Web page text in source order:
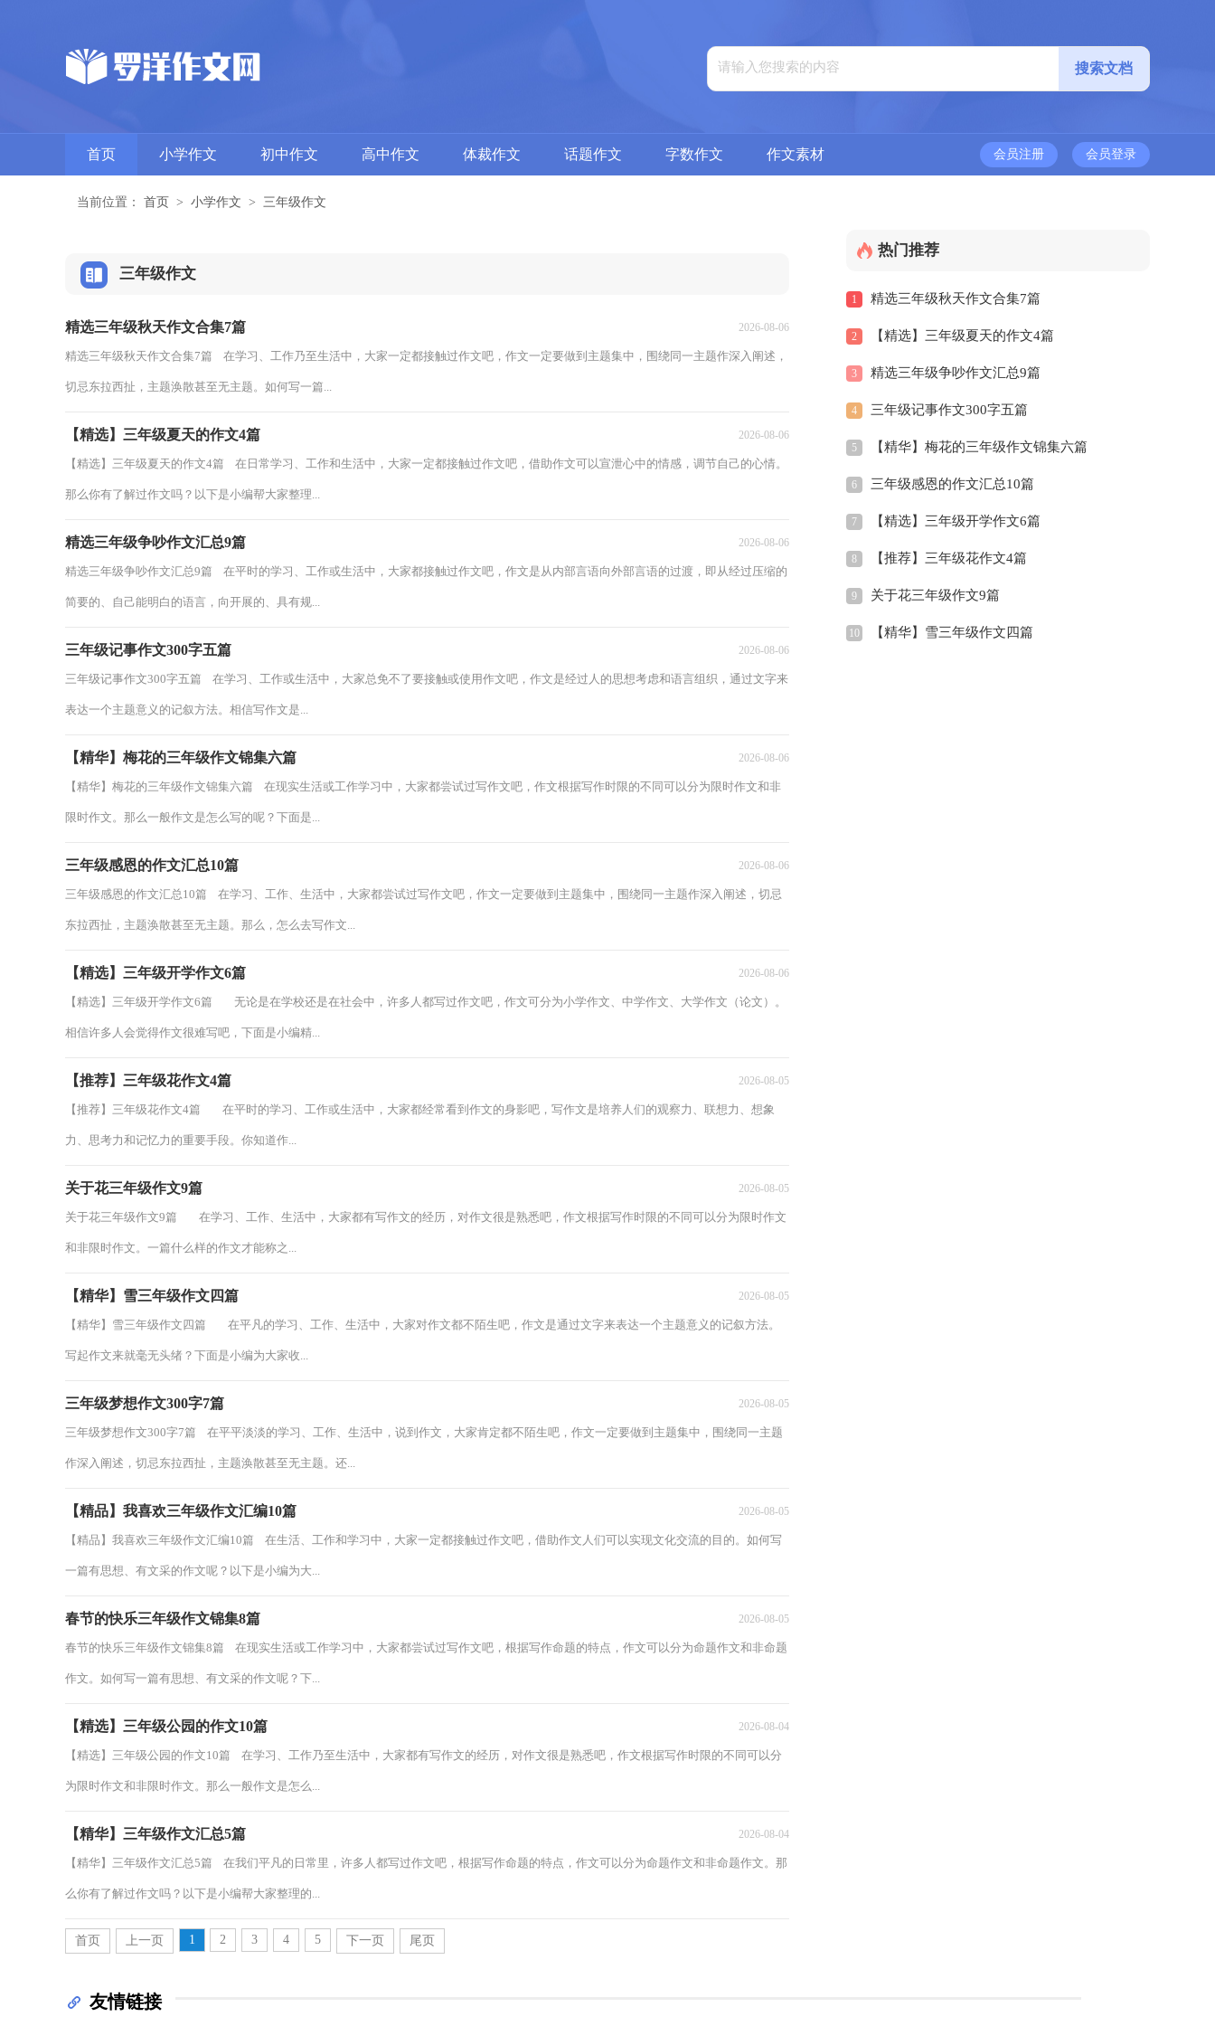
首页 小学作文 初中作文 高中作文 体裁作文 话题作文 字数作文 作文素材 会员登录
会员注册
当前位置： 首页 > 小学作文 > 三年级作文
三年级作文
精选三年级秋天作文合集7篇 2026-08-06
精选三年级秋天作文合集7篇 在学习、工作乃至生活中，大家一定都接触过作文吧，作文一定要做到主题集中，围绕同一主题作深入阐述，
切忌东拉西扯，主题涣散甚至无主题。如何写一篇...
【精选】三年级夏天的作文4篇 2026-08-06
【精选】三年级夏天的作文4篇 在日常学习、工作和生活中，大家一定都接触过作文吧，借助作文可以宣泄心中的情感，调节自己的心情。
那么你有了解过作文吗？以下是小编帮大家整理...
精选三年级争吵作文汇总9篇 2026-08-06
精选三年级争吵作文汇总9篇 在平时的学习、工作或生活中，大家都接触过作文吧，作文是从内部言语向外部言语的过渡，即从经过压缩的
简要的、自己能明白的语言，向开展的、具有规...
三年级记事作文300字五篇 2026-08-06
三年级记事作文300字五篇 在学习、工作或生活中，大家总免不了要接触或使用作文吧，作文是经过人的思想考虑和语言组织，通过文字来
表达一个主题意义的记叙方法。相信写作文是...
【精华】梅花的三年级作文锦集六篇 2026-08-06
【精华】梅花的三年级作文锦集六篇 在现实生活或工作学习中，大家都尝试过写作文吧，作文根据写作时限的不同可以分为限时作文和非
限时作文。那么一般作文是怎么写的呢？下面是...
三年级感恩的作文汇总10篇 2026-08-06
三年级感恩的作文汇总10篇 在学习、工作、生活中，大家都尝试过写作文吧，作文一定要做到主题集中，围绕同一主题作深入阐述，切忌
东拉西扯，主题涣散甚至无主题。那么，怎么去写作文...
【精选】三年级开学作文6篇 2026-08-06
【精选】三年级开学作文6篇 无论是在学校还是在社会中，许多人都写过作文吧，作文可分为小学作文、中学作文、大学作文（论文）。
相信许多人会觉得作文很难写吧，下面是小编精...
【推荐】三年级花作文4篇 2026-08-05
【推荐】三年级花作文4篇 在平时的学习、工作或生活中，大家都经常看到作文的身影吧，写作文是培养人们的观察力、联想力、想象
力、思考力和记忆力的重要手段。你知道作...
关于花三年级作文9篇 2026-08-05
关于花三年级作文9篇 在学习、工作、生活中，大家都有写作文的经历，对作文很是熟悉吧，作文根据写作时限的不同可以分为限时作文
和非限时作文。一篇什么样的作文才能称之...
【精华】雪三年级作文四篇 2026-08-05
【精华】雪三年级作文四篇 在平凡的学习、工作、生活中，大家对作文都不陌生吧，作文是通过文字来表达一个主题意义的记叙方法。
写起作文来就毫无头绪？下面是小编为大家收...
三年级梦想作文300字7篇 2026-08-05
三年级梦想作文300字7篇 在平平淡淡的学习、工作、生活中，说到作文，大家肯定都不陌生吧，作文一定要做到主题集中，围绕同一主题
作深入阐述，切忌东拉西扯，主题涣散甚至无主题。还...
【精品】我喜欢三年级作文汇编10篇 2026-08-05
【精品】我喜欢三年级作文汇编10篇 在生活、工作和学习中，大家一定都接触过作文吧，借助作文人们可以实现文化交流的目的。如何写
一篇有思想、有文采的作文呢？以下是小编为大...
春节的快乐三年级作文锦集8篇 2026-08-05
春节的快乐三年级作文锦集8篇 在现实生活或工作学习中，大家都尝试过写作文吧，根据写作命题的特点，作文可以分为命题作文和非命题
作文。如何写一篇有思想、有文采的作文呢？下...
【精选】三年级公园的作文10篇 2026-08-04
【精选】三年级公园的作文10篇 在学习、工作乃至生活中，大家都有写作文的经历，对作文很是熟悉吧，作文根据写作时限的不同可以分
为限时作文和非限时作文。那么一般作文是怎么...
【精华】三年级作文汇总5篇 2026-08-04
【精华】三年级作文汇总5篇 在我们平凡的日常里，许多人都写过作文吧，根据写作命题的特点，作文可以分为命题作文和非命题作文。那
么你有了解过作文吗？以下是小编帮大家整理的...
首页 上一页 1 2 3 4 5 下一页 尾页
热门推荐
1 精选三年级秋天作文合集7篇
2 【精选】三年级夏天的作文4篇
3 精选三年级争吵作文汇总9篇
4 三年级记事作文300字五篇
5 【精华】梅花的三年级作文锦集六篇
6 三年级感恩的作文汇总10篇
7 【精选】三年级开学作文6篇
8 【推荐】三年级花作文4篇
9 关于花三年级作文9篇
10 【精华】雪三年级作文四篇
友情链接